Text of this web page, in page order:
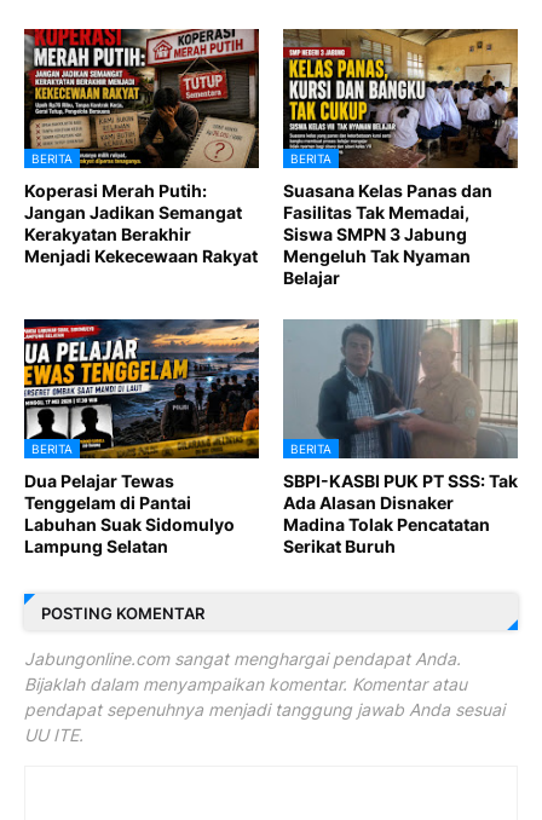
BERITA
Koperasi Merah Putih:
Jangan Jadikan Semangat
Kerakyatan Berakhir
Menjadi Kekecewaan Rakyat
BERITA
Suasana Kelas Panas dan
Fasilitas Tak Memadai,
Siswa SMPN 3 Jabung
Mengeluh Tak Nyaman
Belajar
BERITA
Dua Pelajar Tewas
Tenggelam di Pantai
Labuhan Suak Sidomulyo
Lampung Selatan
BERITA
SBPI-KASBI PUK PT SSS: Tak
Ada Alasan Disnaker
Madina Tolak Pencatatan
Serikat Buruh
POSTING KOMENTAR
Jabungonline.com sangat menghargai pendapat Anda.
Bijaklah dalam menyampaikan komentar. Komentar atau
pendapat sepenuhnya menjadi tanggung jawab Anda sesuai
UU ITE.